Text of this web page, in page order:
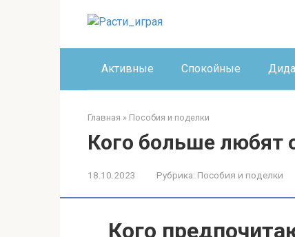
Активные Спокойные
Главная » Пособия и поделки
Кого больше любят
18.10.2023 Рубрика: Пособия и поделки
Кого